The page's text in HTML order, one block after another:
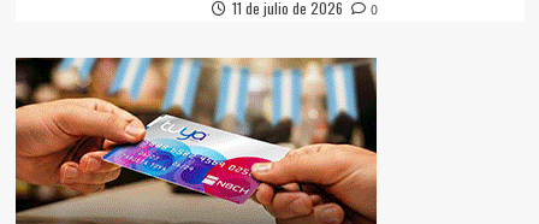
11 de julio de 2026 0